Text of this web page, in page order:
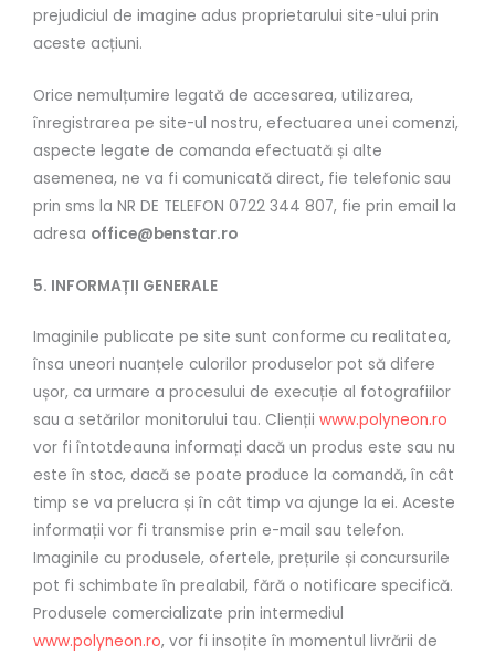
prejudiciul de imagine adus proprietarului site-ului prin
aceste acțiuni.
Orice nemulțumire legată de accesarea, utilizarea,
înregistrarea pe site-ul nostru, efectuarea unei comenzi,
aspecte legate de comanda efectuată și alte
asemenea, ne va fi comunicată direct, fie telefonic sau
prin sms la NR DE TELEFON 0722 344 807, fie prin email la
adresa office@benstar.ro
5. INFORMAȚII GENERALE
Imaginile publicate pe site sunt conforme cu realitatea,
însa uneori nuanțele culorilor produselor pot să difere
ușor, ca urmare a procesului de execuție al fotografiilor
sau a setărilor monitorului tau. Clienții www.polyneon.ro
vor fi întotdeauna informați dacă un produs este sau nu
este în stoc, dacă se poate produce la comandă, în cât
timp se va prelucra și în cât timp va ajunge la ei. Aceste
informații vor fi transmise prin e-mail sau telefon.
Imaginile cu produsele, ofertele, prețurile și concursurile
pot fi schimbate în prealabil, fără o notificare specifică.
Produsele comercializate prin intermediul
www.polyneon.ro, vor fi insoțite în momentul livrării de